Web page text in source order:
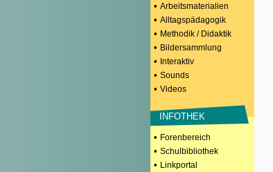
• Arbeitsmaterialien
• Alltagspädagogik
• Methodik / Didaktik
• Bildersammlung
• Interaktiv
• Sounds
• Videos
INFOTHEK
• Forenbereich
• Schulbibliothek
• Linkportal